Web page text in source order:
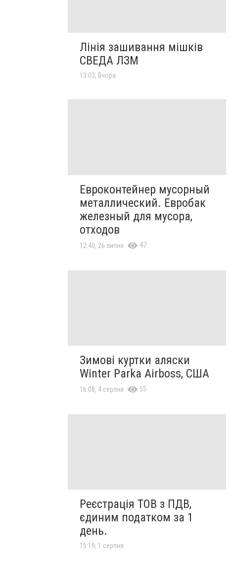
Лінія зашивання мішків
СВЕДА ЛЗМ
13:03, Вчора
Евроконтейнер мусорный
металлический. Евробак
железный для мусора,
отходов
12:40, 26 липня 47
Зимові куртки аляски
Winter Parka Airboss, США
16:08, 4 серпня 55
Реєстрація ТОВ з ПДВ,
єдиним податком за 1
день.
15:19, 1 серпня